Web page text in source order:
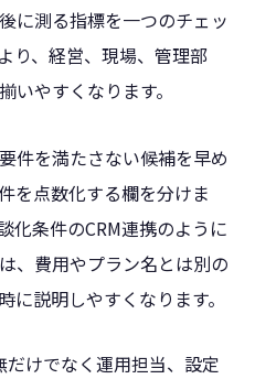
に測る指標を一つのチェッ
り、経営、現場、管理部
いやすくなります。
件を満たさない候補を早め
を点数化する欄を分けま
化条件のCRM連携のように
、費用やプラン名とは別の
説明しやすくなります。
けでなく運用担当、設定